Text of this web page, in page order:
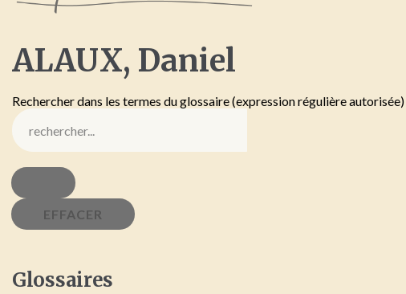
ALAUX, Daniel
Rechercher dans les termes du glossaire (expression régulière autorisée)
Glossaires